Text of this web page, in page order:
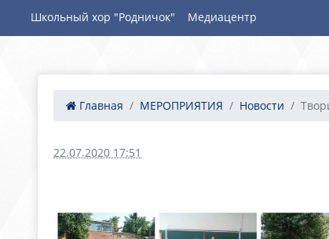
Школьный хор "Родничок"
Медиацентр
Главная МЕРОПРИЯТИЯ Новости
22.07.2020 17:51